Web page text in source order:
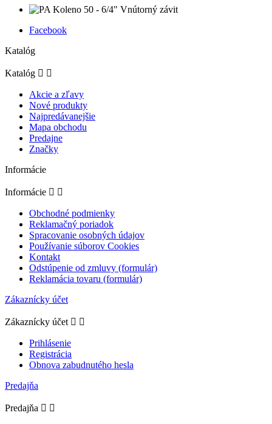
Facebook
Katalóg
Katalóg  
Akcie a zľavy
Nové produkty
Najpredávanejšie
Mapa obchodu
Predajne
Značky
Informácie
Informácie  
Obchodné podmienky
Reklamačný poriadok
Spracovanie osobných údajov
Používanie súborov Cookies
Kontakt
Odstúpenie od zmluvy (formulár)
Reklamácia tovaru (formulár)
Zákaznícky účet
Zákaznícky účet  
Prihlásenie
Registrácia
Obnova zabudnutého hesla
Predajňa
Predajňa  